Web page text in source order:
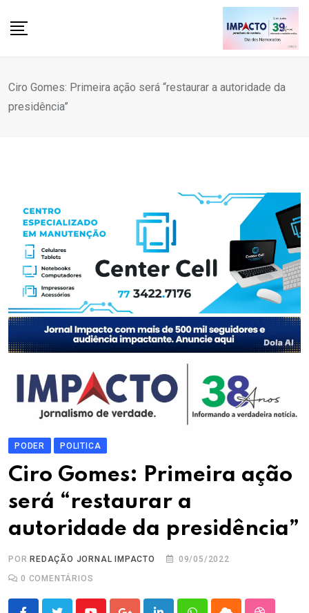
Ciro Gomes: Primeira ação será “restaurar a autoridade da
presidência”
PODER POLITICA
Ciro Gomes: Primeira ação
será “restaurar a
autoridade da presidência”
POR REDAÇÃO JORNAL IMPACTO
09/05/2022
0 COMENTÁRIOS